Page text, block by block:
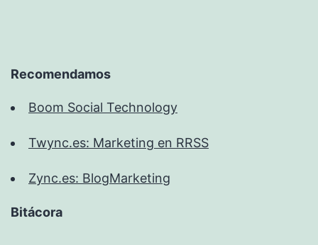
Recomendamos
Boom Social Technology
Twync.es: Marketing en RRSS
Zync.es: BlogMarketing
Bitácora